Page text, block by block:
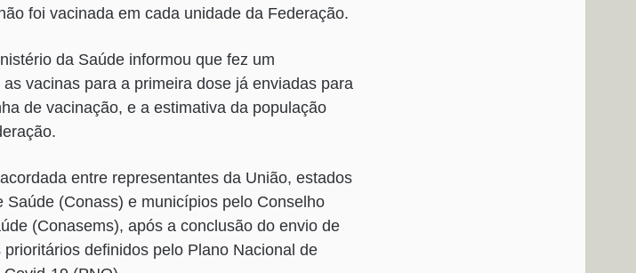
foi vacinada em cada unidade da Federação.
da Saúde informou que fez um
vacinas para a primeira dose já enviadas para
de vacinação, e a estimativa da população
entre representantes da União, estados
(Conass) e municípios pelo Conselho
(Conasems), após a conclusão do envio de
definidos pelo Plano Nacional de